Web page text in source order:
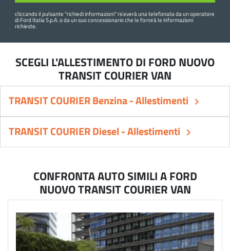
cliccando il pulsante "richiedi informazioni" riceverà una telefonata da un operatore
di Ford Italia S.p.A. o da un suo concessionario che le fornirà le informazioni
richieste.
SCEGLI L'ALLESTIMENTO DI FORD NUOVO
TRANSIT COURIER VAN
TRANSIT COURIER Benzina - Allestimenti keyboard_arrow_right
TRANSIT COURIER Diesel - Allestimenti keyboard_arrow_right
CONFRONTA AUTO SIMILI A FORD
NUOVO TRANSIT COURIER VAN